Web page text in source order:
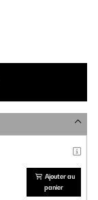
Ajouter au
panier